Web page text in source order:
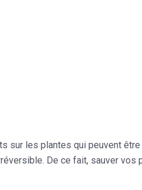
sur les plantes qui peuvent
De ce fait, sauver vos